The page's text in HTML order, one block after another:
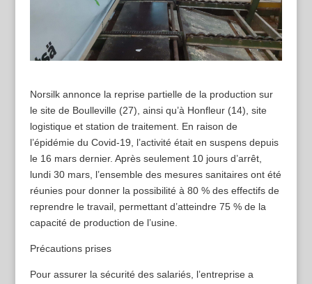
Norsilk annonce la reprise partielle de la production sur
le site de Boulleville (27), ainsi qu’à Honfleur (14), site
logistique et station de traitement. En raison de
l’épidémie du Covid-19, l’activité était en suspens depuis
le 16 mars dernier. Après seulement 10 jours d’arrêt,
lundi 30 mars, l’ensemble des mesures sanitaires ont été
réunies pour donner la possibilité à 80 % des effectifs de
reprendre le travail, permettant d’atteindre 75 % de la
capacité de production de l’usine.
Précautions prises
Pour assurer la sécurité des salariés, l’entreprise a